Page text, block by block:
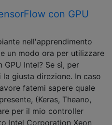
con GPU
nell'apprendimento
un modo ora per utilizzare
GPU Intel? Se sì, per
giusta direzione. In caso
fatemi sapere quale
(Keras, Theano,
per il mio controller
Intel Corporation Xeon